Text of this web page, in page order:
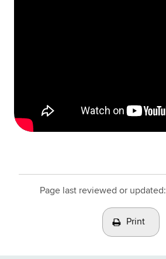
Page last reviewed or updated:
Print